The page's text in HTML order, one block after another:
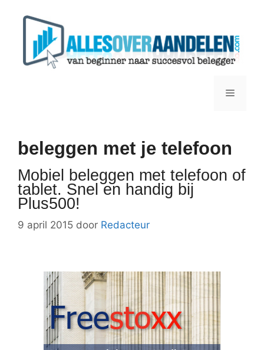
Menu
beleggen met je telefoon
Mobiel beleggen met telefoon of
tablet. Snel en handig bij
Plus500!
9 april 2015 door Redacteur